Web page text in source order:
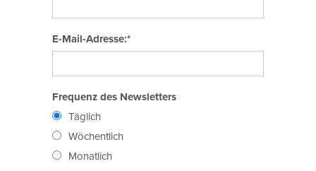
E-Mail-Adresse:*
Frequenz des Newsletters
Täglich
Wöchentlich
Monatlich